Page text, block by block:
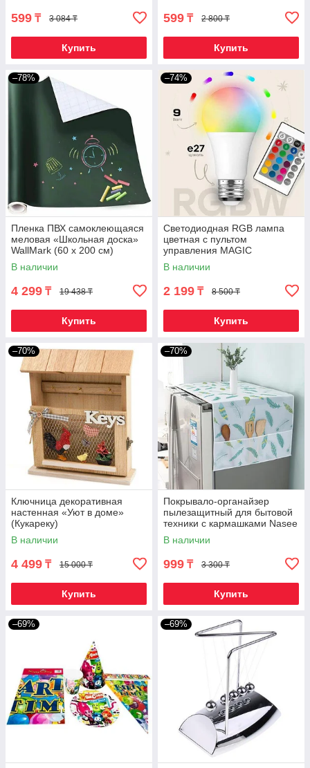
599 ₸ 3 084 ₸
Купить
599 ₸ 2 800 ₸
Купить
–78%
Пленка ПВХ самоклеющаяся
меловая «Школьная доска»
WallMark (60 х 200 см)
В наличии
4 299 ₸ 19 438 ₸
Купить
–74%
Светодиодная RGB лампа
цветная с пультом
управления MAGIC
LIGHTING (Е27 / 9W)
В наличии
2 199 ₸ 8 500 ₸
Купить
–70%
Ключница декоративная
настенная «Уют в доме»
(Кукареку)
В наличии
4 499 ₸ 15 000 ₸
Купить
–70%
Покрывало-органайзер
пылезащитный для бытовой
техники с кармашками Nasee
(Для холодильника)
В наличии
999 ₸ 3 300 ₸
Купить
–69% –69%